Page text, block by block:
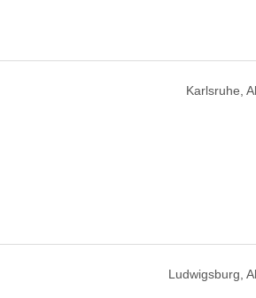
Karlsruhe,
Ludwigsburg,